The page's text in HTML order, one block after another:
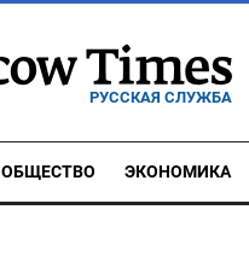
РУССКАЯ СЛУЖБА
ОБЩЕСТВО ЭКОНОМИКА